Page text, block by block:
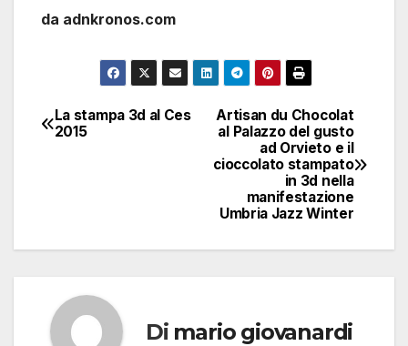
da adnkronos.com
Navigazione
Artisan du Chocolat
al Palazzo del gusto
ad Orvieto e il
cioccolato stampato
in 3d nella
manifestazione
Umbria Jazz Winter
La stampa 3d al Ces
2015
Di mario giovanardi